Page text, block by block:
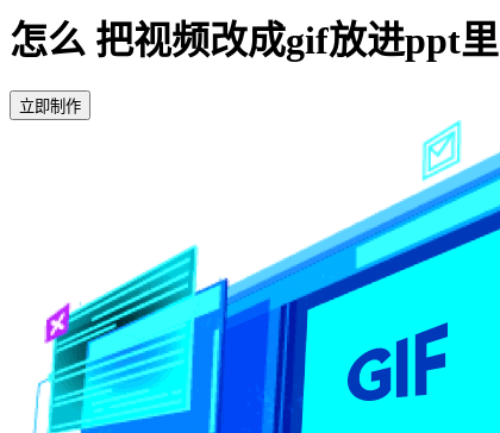
怎么 把视频改成gif放进ppt里
立即制作